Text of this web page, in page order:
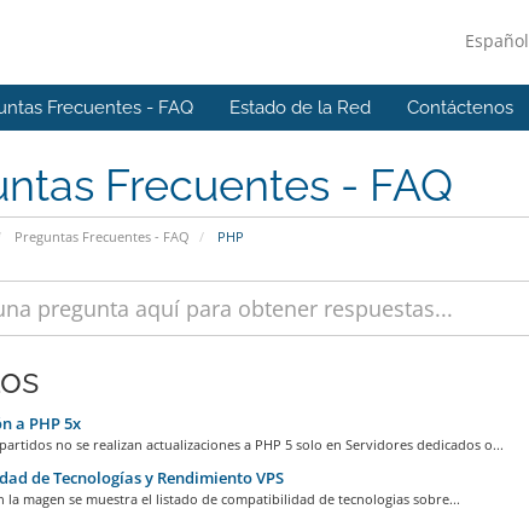
Español
Frecuentes - FAQ Estado de la Red Contáctenos
Frecuentes - FAQ
Preguntas Frecuentes - FAQ PHP
a PHP 5x
no se realizan actualizaciones a PHP 5 solo en Servidores dedicados o...
de Tecnologías y Rendimiento VPS
la magen se muestra el listado de compatibilidad de tecnologias sobre...